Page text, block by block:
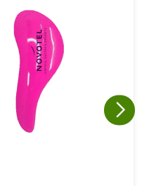
a proteger e respeitar
dados apenas para fins
suas preferências a